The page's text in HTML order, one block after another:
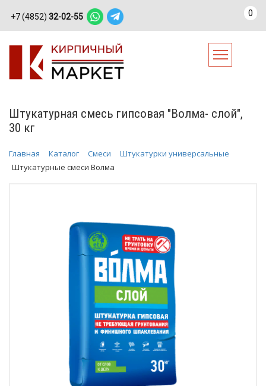
+7 (4852) 32-02-55 0
Штукатурная смесь гипсовая "Волма- слой",
30 кг
Главная Каталог Смеси
Штукатурки универсальные
Штукатурные смеси Волма